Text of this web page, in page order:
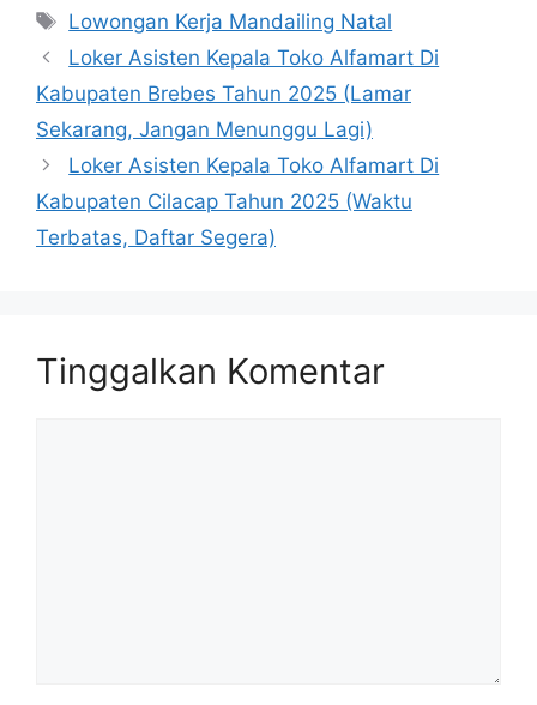
Tag
Lowongan Kerja Mandailing Natal
Loker Asisten Kepala Toko Alfamart Di
Kabupaten Brebes Tahun 2025 (Lamar
Sekarang, Jangan Menunggu Lagi)
Loker Asisten Kepala Toko Alfamart Di
Kabupaten Cilacap Tahun 2025 (Waktu
Terbatas, Daftar Segera)
Tinggalkan Komentar